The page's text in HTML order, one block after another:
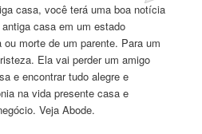
casa, você terá uma boa notícia
antigacasa em um estado
morte de um parente. Para um
Ela vai perder um amigo
e encontrar tudo alegre e
na vida presentecasa e
Veja Abode.